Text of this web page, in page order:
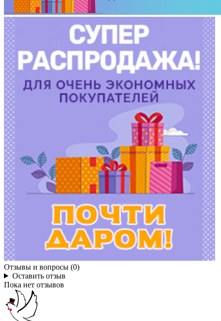
Отзывы и вопросы (0)
Оставить отзыв
Пока нет отзывов